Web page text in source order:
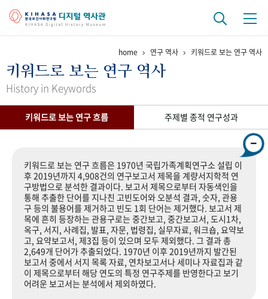
걸어온 길 기관 변천사 역대 기관장
연구 역사
기록물 아카이브
사진 아카이브 문서 기록물 행정박물 영상 기록물
+1주년 기념
성과 50선 숫자로 보는 50년 50+1주년 광장
세계와 함께 한 KIHASA
home 연구 역사 키워드로 보는 연구 역사
키워드로 보는 연구 역사
History in Keywords
키워드로 보는 연구 흐름 주제별 종적 연구성과
키워드로 보는 연구 흐름은 1970년 국립가족계획연구소 설립 이
후 2019년까지 4,908건의 연구보고서 제목을 계량서지학적 연
구방법으로 분석한 결과이다. 보고서 제목으로부터 자동색인을
통해 추출한 단어를 지나친 고빈도어와 오분석 결과, 숫자, 관용
구 등의 불용어를 제거하고 빈도 1회 단어는 제거했다. 보고서 제
목에 흔히 등장하는 관용구로는 중간보고, 중간보고서, 도시1차,
옥구, 서지, 사례집, 발표, 자문, 법령집, 실무자료, 워크숍, 요약보
고, 요약보고서, 제3집 등이 있으며 모두 제외했다. 그 결과 총
2,649개 단어가 추출되었다. 1970년 이후 2019년까지 발간된
보고서 중에서 서지 목록 자료, 연차보고서나 세미나 자료집과 같
이 제목으로부터 해당 연도의 특정 연구주제를 반영한다고 보기
어려운 보고서는 분석에서 제외하였다.